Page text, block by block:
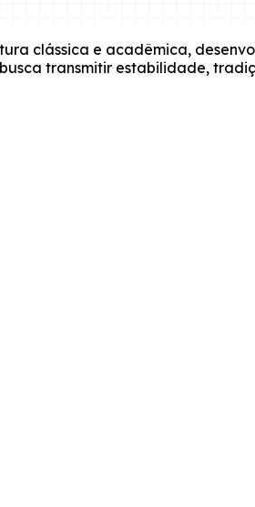
clássica e acadêmica,
transmitir estabilidade,